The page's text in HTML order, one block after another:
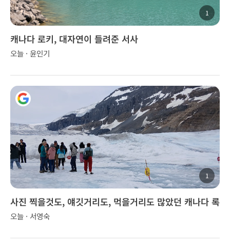
1
캐나다 로키, 대자연이 들려준 서사
오늘 · 윤인기
1
사진 찍을것도, 얘깃거리도, 먹을거리도 많았던 캐나다 록
키 투어..
오늘 · 서영숙